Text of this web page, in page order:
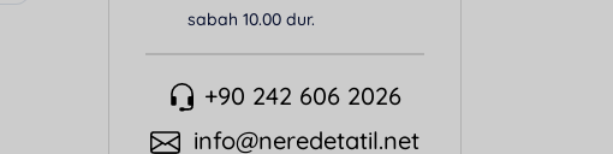
sabah 10.00 dur.
+90 242 606 2026
info@neredetatil.net